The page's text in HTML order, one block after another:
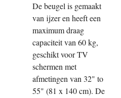
De beugel is gemaakt
van ijzer en heeft een
maximum draag
capaciteit van 60 kg,
geschikt voor TV
schermen met
afmetingen van 32" to
55" (81 x 140 cm). De